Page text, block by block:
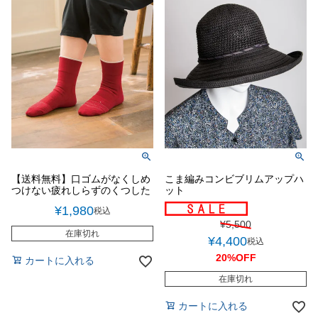
【送料無料】口ゴムがなくしめ
つけない疲れしらずのくつした
¥1,980税込
在庫切れ
カートに入れる
こま編みコンビブリムアップハ
ット
¥5,500
¥4,400税込
20%OFF
在庫切れ
カートに入れる